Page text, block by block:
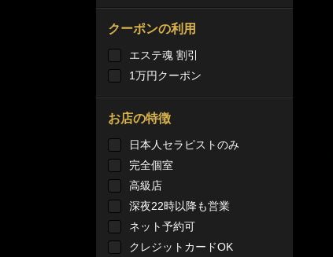
クーポンの利用
エステ魂 割引
1万円クーポン
お店の特徴
日本人セラピストのみ
完全個室
高級店
深夜22時以降も営業
ネット予約可
クレジットカードOK